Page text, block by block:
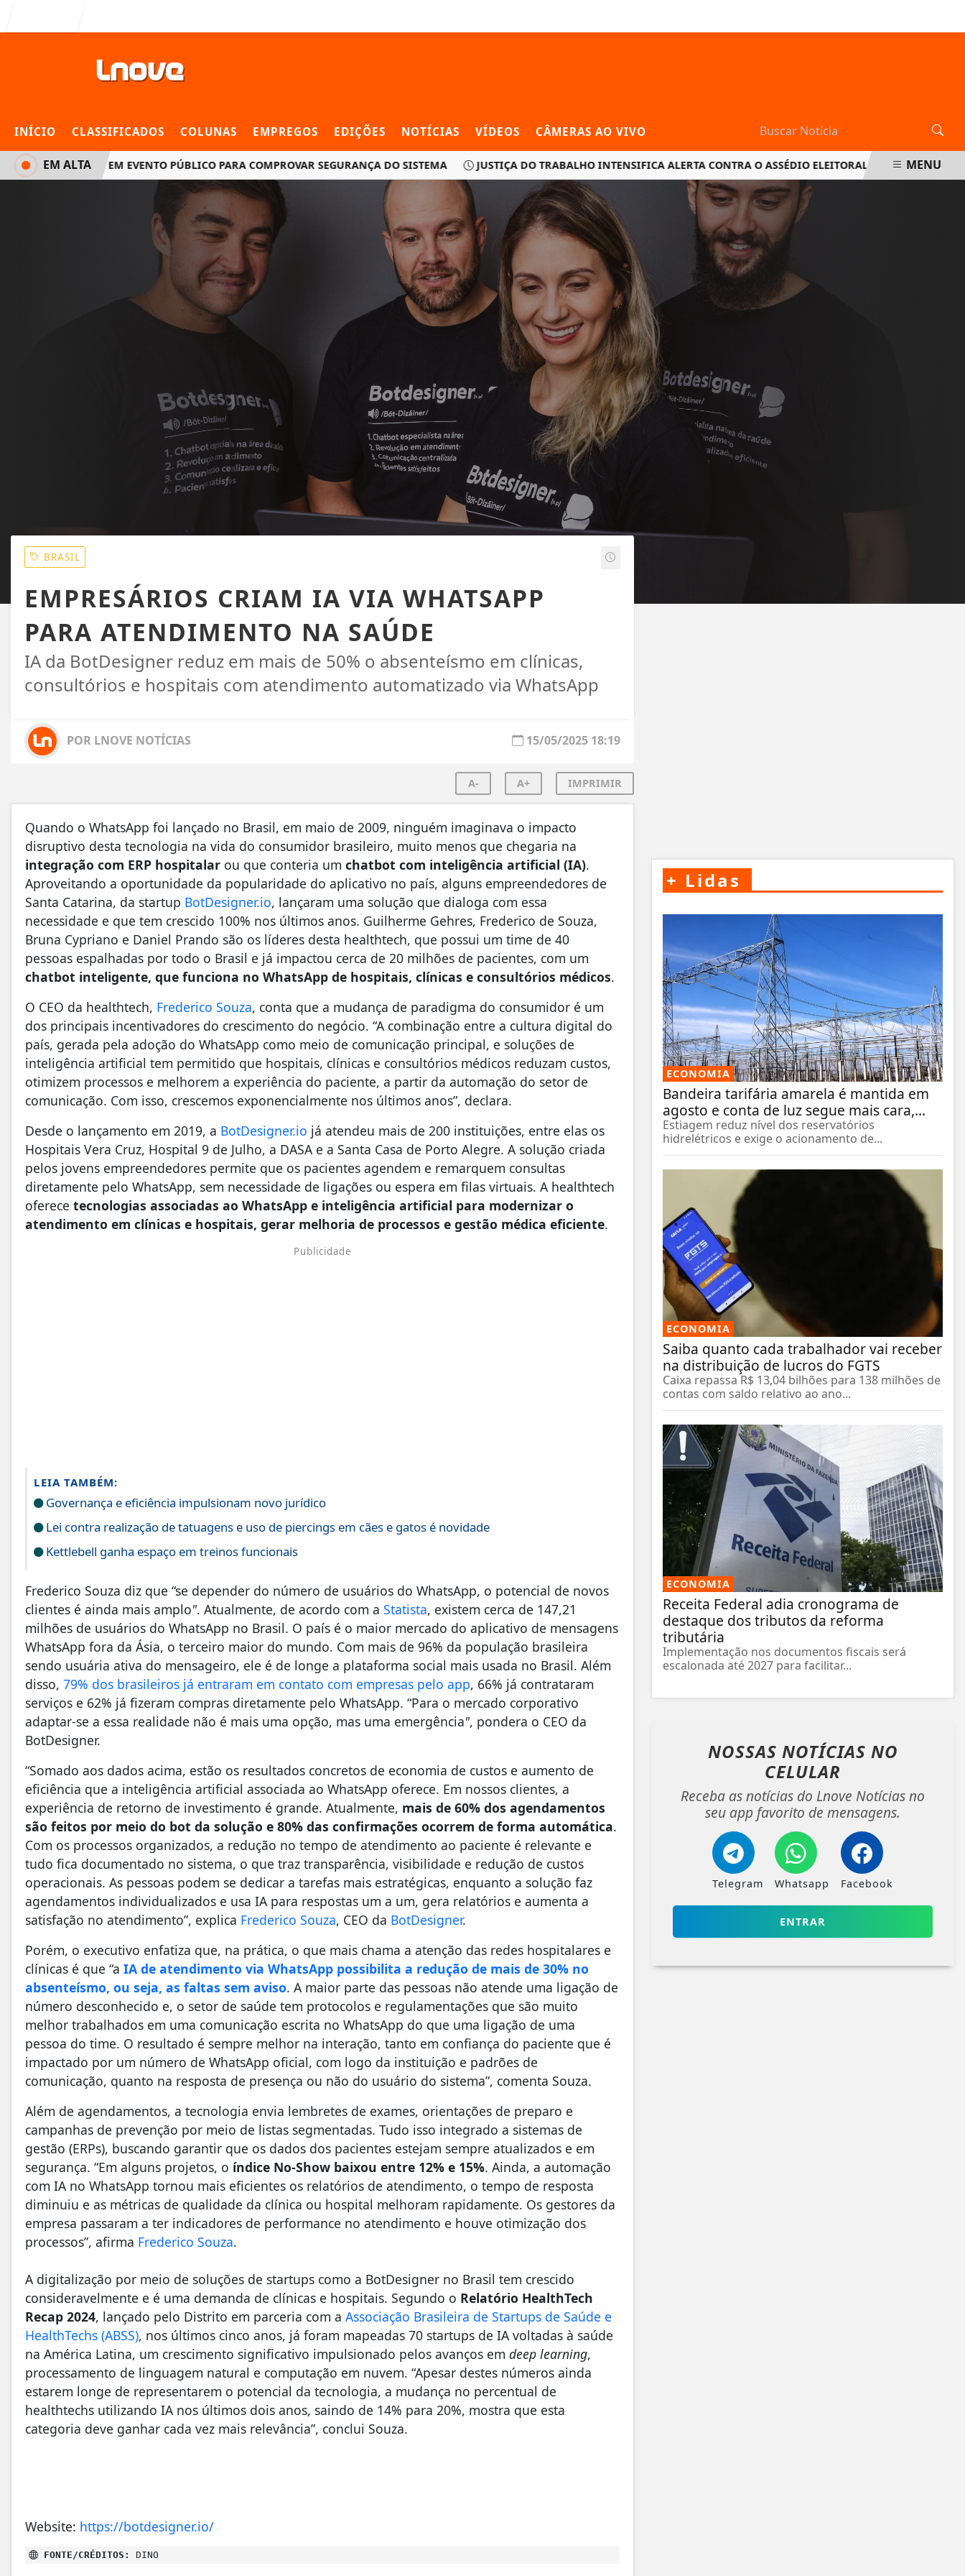
INÍCIO CLASSIFICADOS COLUNAS EMPREGOS EDIÇÕES NOTÍCIAS VÍDEOS CÂMERAS AO VIVO
ELETRÔNICA EM EVENTO PÚBLICO PARA COMPROVAR SEGURANÇA DO SISTEMA JUSTIÇA DO TRABALHO INTENSIFICA ALERTA CONTRA O ASSÉDIO ELEITORAL NAS RELAÇÕES DE
EM ALTA MENU
BRASIL
EMPRESÁRIOS CRIAM IA VIA WHATSAPP
PARA ATENDIMENTO NA SAÚDE
IA da BotDesigner reduz em mais de 50% o absenteísmo em clínicas,
consultórios e hospitais com atendimento automatizado via WhatsApp
POR LNOVE NOTÍCIAS 15/05/2025 18:19
A- A+ IMPRIMIR
Quando o WhatsApp foi lançado no Brasil, em maio de 2009, ninguém imaginava o impacto
disruptivo desta tecnologia na vida do consumidor brasileiro, muito menos que chegaria na
integração com ERP hospitalar ou que conteria um chatbot com inteligência artificial (IA).
Aproveitando a oportunidade da popularidade do aplicativo no país, alguns empreendedores de
Santa Catarina, da startup BotDesigner.io, lançaram uma solução que dialoga com essa
necessidade e que tem crescido 100% nos últimos anos. Guilherme Gehres, Frederico de Souza,
Bruna Cypriano e Daniel Prando são os líderes desta healthtech, que possui um time de 40
pessoas espalhadas por todo o Brasil e já impactou cerca de 20 milhões de pacientes, com um
chatbot inteligente, que funciona no WhatsApp de hospitais, clínicas e consultórios médicos.
O CEO da healthtech, Frederico Souza, conta que a mudança de paradigma do consumidor é um
dos principais incentivadores do crescimento do negócio. “A combinação entre a cultura digital do
país, gerada pela adoção do WhatsApp como meio de comunicação principal, e soluções de
inteligência artificial tem permitido que hospitais, clínicas e consultórios médicos reduzam custos,
otimizem processos e melhorem a experiência do paciente, a partir da automação do setor de
comunicação. Com isso, crescemos exponencialmente nos últimos anos”, declara.
Desde o lançamento em 2019, a BotDesigner.io já atendeu mais de 200 instituições, entre elas os
Hospitais Vera Cruz, Hospital 9 de Julho, a DASA e a Santa Casa de Porto Alegre. A solução criada
pelos jovens empreendedores permite que os pacientes agendem e remarquem consultas
diretamente pelo WhatsApp, sem necessidade de ligações ou espera em filas virtuais. A healthtech
oferece tecnologias associadas ao WhatsApp e inteligência artificial para modernizar o
atendimento em clínicas e hospitais, gerar melhoria de processos e gestão médica eficiente.
Publicidade
LEIA TAMBÉM:
Governança e eficiência impulsionam novo jurídico
Lei contra realização de tatuagens e uso de piercings em cães e gatos é novidade
Kettlebell ganha espaço em treinos funcionais
Frederico Souza diz que “se depender do número de usuários do WhatsApp, o potencial de novos
clientes é ainda mais amplo". Atualmente, de acordo com a Statista, existem cerca de 147,21
milhões de usuários do WhatsApp no Brasil. O país é o maior mercado do aplicativo de mensagens
WhatsApp fora da Ásia, o terceiro maior do mundo. Com mais de 96% da população brasileira
sendo usuária ativa do mensageiro, ele é de longe a plataforma social mais usada no Brasil. Além
disso, 79% dos brasileiros já entraram em contato com empresas pelo app, 66% já contrataram
serviços e 62% já fizeram compras diretamente pelo WhatsApp. “Para o mercado corporativo
adaptar-se a essa realidade não é mais uma opção, mas uma emergência", pondera o CEO da
BotDesigner.
“Somado aos dados acima, estão os resultados concretos de economia de custos e aumento de
eficiência que a inteligência artificial associada ao WhatsApp oferece. Em nossos clientes, a
experiência de retorno de investimento é grande. Atualmente, mais de 60% dos agendamentos
são feitos por meio do bot da solução e 80% das confirmações ocorrem de forma automática.
Com os processos organizados, a redução no tempo de atendimento ao paciente é relevante e
tudo fica documentado no sistema, o que traz transparência, visibilidade e redução de custos
operacionais. As pessoas podem se dedicar a tarefas mais estratégicas, enquanto a solução faz
agendamentos individualizados e usa IA para respostas um a um, gera relatórios e aumenta a
satisfação no atendimento”, explica Frederico Souza, CEO da BotDesigner.
Porém, o executivo enfatiza que, na prática, o que mais chama a atenção das redes hospitalares e
clínicas é que “a IA de atendimento via WhatsApp possibilita a redução de mais de 30% no
absenteísmo, ou seja, as faltas sem aviso. A maior parte das pessoas não atende uma ligação de
número desconhecido e, o setor de saúde tem protocolos e regulamentações que são muito
melhor trabalhados em uma comunicação escrita no WhatsApp do que uma ligação de uma
pessoa do time. O resultado é sempre melhor na interação, tanto em confiança do paciente que é
impactado por um número de WhatsApp oficial, com logo da instituição e padrões de
comunicação, quanto na resposta de presença ou não do usuário do sistema”, comenta Souza.
Além de agendamentos, a tecnologia envia lembretes de exames, orientações de preparo e
campanhas de prevenção por meio de listas segmentadas. Tudo isso integrado a sistemas de
gestão (ERPs), buscando garantir que os dados dos pacientes estejam sempre atualizados e em
segurança. “Em alguns projetos, o índice No-Show baixou entre 12% e 15%. Ainda, a automação
com IA no WhatsApp tornou mais eficientes os relatórios de atendimento, o tempo de resposta
diminuiu e as métricas de qualidade da clínica ou hospital melhoram rapidamente. Os gestores da
empresa passaram a ter indicadores de performance no atendimento e houve otimização dos
processos”, afirma Frederico Souza.
A digitalização por meio de soluções de startups como a BotDesigner no Brasil tem crescido
consideravelmente e é uma demanda de clínicas e hospitais. Segundo o Relatório HealthTech
Recap 2024, lançado pelo Distrito em parceria com a Associação Brasileira de Startups de Saúde e
HealthTechs (ABSS), nos últimos cinco anos, já foram mapeadas 70 startups de IA voltadas à saúde
na América Latina, um crescimento significativo impulsionado pelos avanços em deep learning,
processamento de linguagem natural e computação em nuvem. “Apesar destes números ainda
estarem longe de representarem o potencial da tecnologia, a mudança no percentual de
healthtechs utilizando IA nos últimos dois anos, saindo de 14% para 20%, mostra que esta
categoria deve ganhar cada vez mais relevância”, conclui Souza.
Website: https://botdesigner.io/
FONTE/CRÉDITOS: DINO
+ Lidas
ECONOMIA
Bandeira tarifária amarela é mantida em
agosto e conta de luz segue mais cara,...
Estiagem reduz nível dos reservatórios
hidrelétricos e exige o acionamento de...
ECONOMIA
Saiba quanto cada trabalhador vai receber
na distribuição de lucros do FGTS
Caixa repassa R$ 13,04 bilhões para 138 milhões de
contas com saldo relativo ao ano...
ECONOMIA
Receita Federal adia cronograma de
destaque dos tributos da reforma
tributária
Implementação nos documentos fiscais será
escalonada até 2027 para facilitar...
NOSSAS NOTÍCIAS NO
CELULAR
Receba as notícias do Lnove Notícias no
seu app favorito de mensagens.
Telegram Whatsapp Facebook
ENTRAR